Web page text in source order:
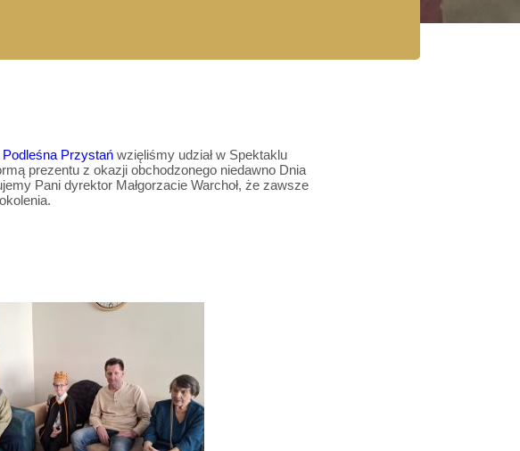
Przystańwzięliśmy udział w Spektaklu
prezentu z okazji obchodzonego niedawno Dnia
Pani dyrektor Małgorzacie Warchoł, że zawsze